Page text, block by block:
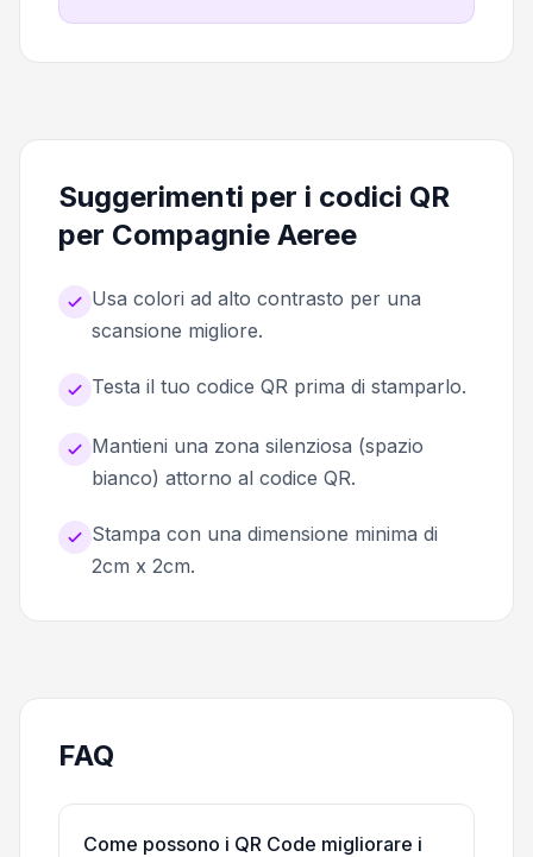
Suggerimenti per i codici QR
per Compagnie Aeree
Usa colori ad alto contrasto per una
scansione migliore.
Testa il tuo codice QR prima di stamparlo.
Mantieni una zona silenziosa (spazio
bianco) attorno al codice QR.
Stampa con una dimensione minima di
2cm x 2cm.
FAQ
Come possono i QR Code migliorare i